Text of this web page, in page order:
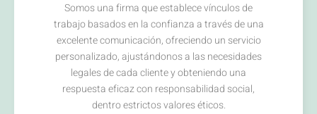
Somos una firma que establece vínculos de
trabajo basados en la confianza a través de una
excelente comunicación, ofreciendo un servicio
personalizado, ajustándonos a las necesidades
legales de cada cliente y obteniendo una
respuesta eficaz con responsabilidad social,
dentro estrictos valores éticos.